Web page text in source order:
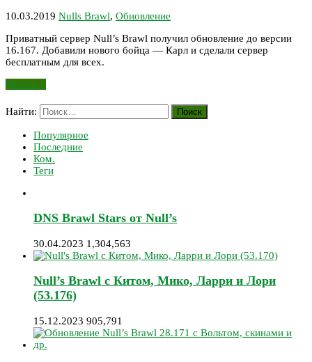
10.03.2019 Nulls Brawl, Обновление
Приватный сервер Null’s Brawl получил обновление до версии
16.167. Добавили нового бойца — Карл и сделали сервер
бесплатным для всех.
Читать »
Найти:
Популярное
Последние
Ком.
Теги
DNS Brawl Stars от Null’s
30.04.2023 1,304,563
Null’s Brawl с Китом, Мико, Ларри и Лори
(53.176)
15.12.2023 905,791